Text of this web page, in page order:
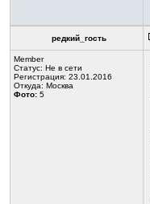
редкий_гость
Member
Статус: Не в сети
Регистрация: 23.01.2016
Откуда: Москва
Фото: 5